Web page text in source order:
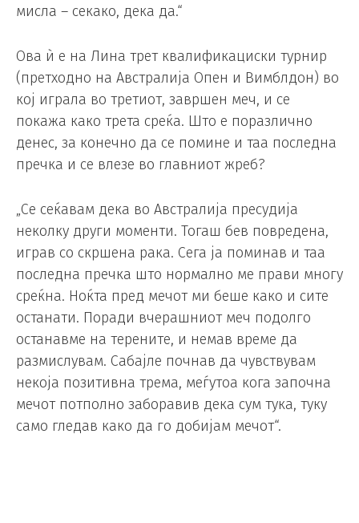
мисла – секако, дека да.“
Ова ѝ е на Лина трет квалификациски турнир
(претходно на Австралија Опен и Вимблдон) во
кој играла во третиот, завршен меч, и се
покажа како трета среќа. Што е поразлично
денес, за конечно да се помине и таа последна
пречка и се влезе во главниот жреб?
„Се сеќавам дека во Австралија пресудија
неколку други моменти. Тогаш бев повредена,
играв со скршена рака. Сега ја поминав и таа
последна пречка што нормално ме прави многу
среќна. Ноќта пред мечот ми беше како и сите
останати. Поради вчерашниот меч подолго
останавме на терените, и немав време да
размислувам. Сабајле почнав да чувствувам
некоја позитивна трема, меѓутоа кога започна
мечот потполно заборавив дека сум тука, туку
само гледав како да го добијам мечот“.